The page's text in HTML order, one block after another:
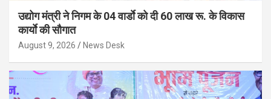
उद्योग मंत्री ने निगम के 04 वार्डाे को दी 60 लाख रू. के विकास
कार्याे की सौगात
August 9, 2026 News Desk